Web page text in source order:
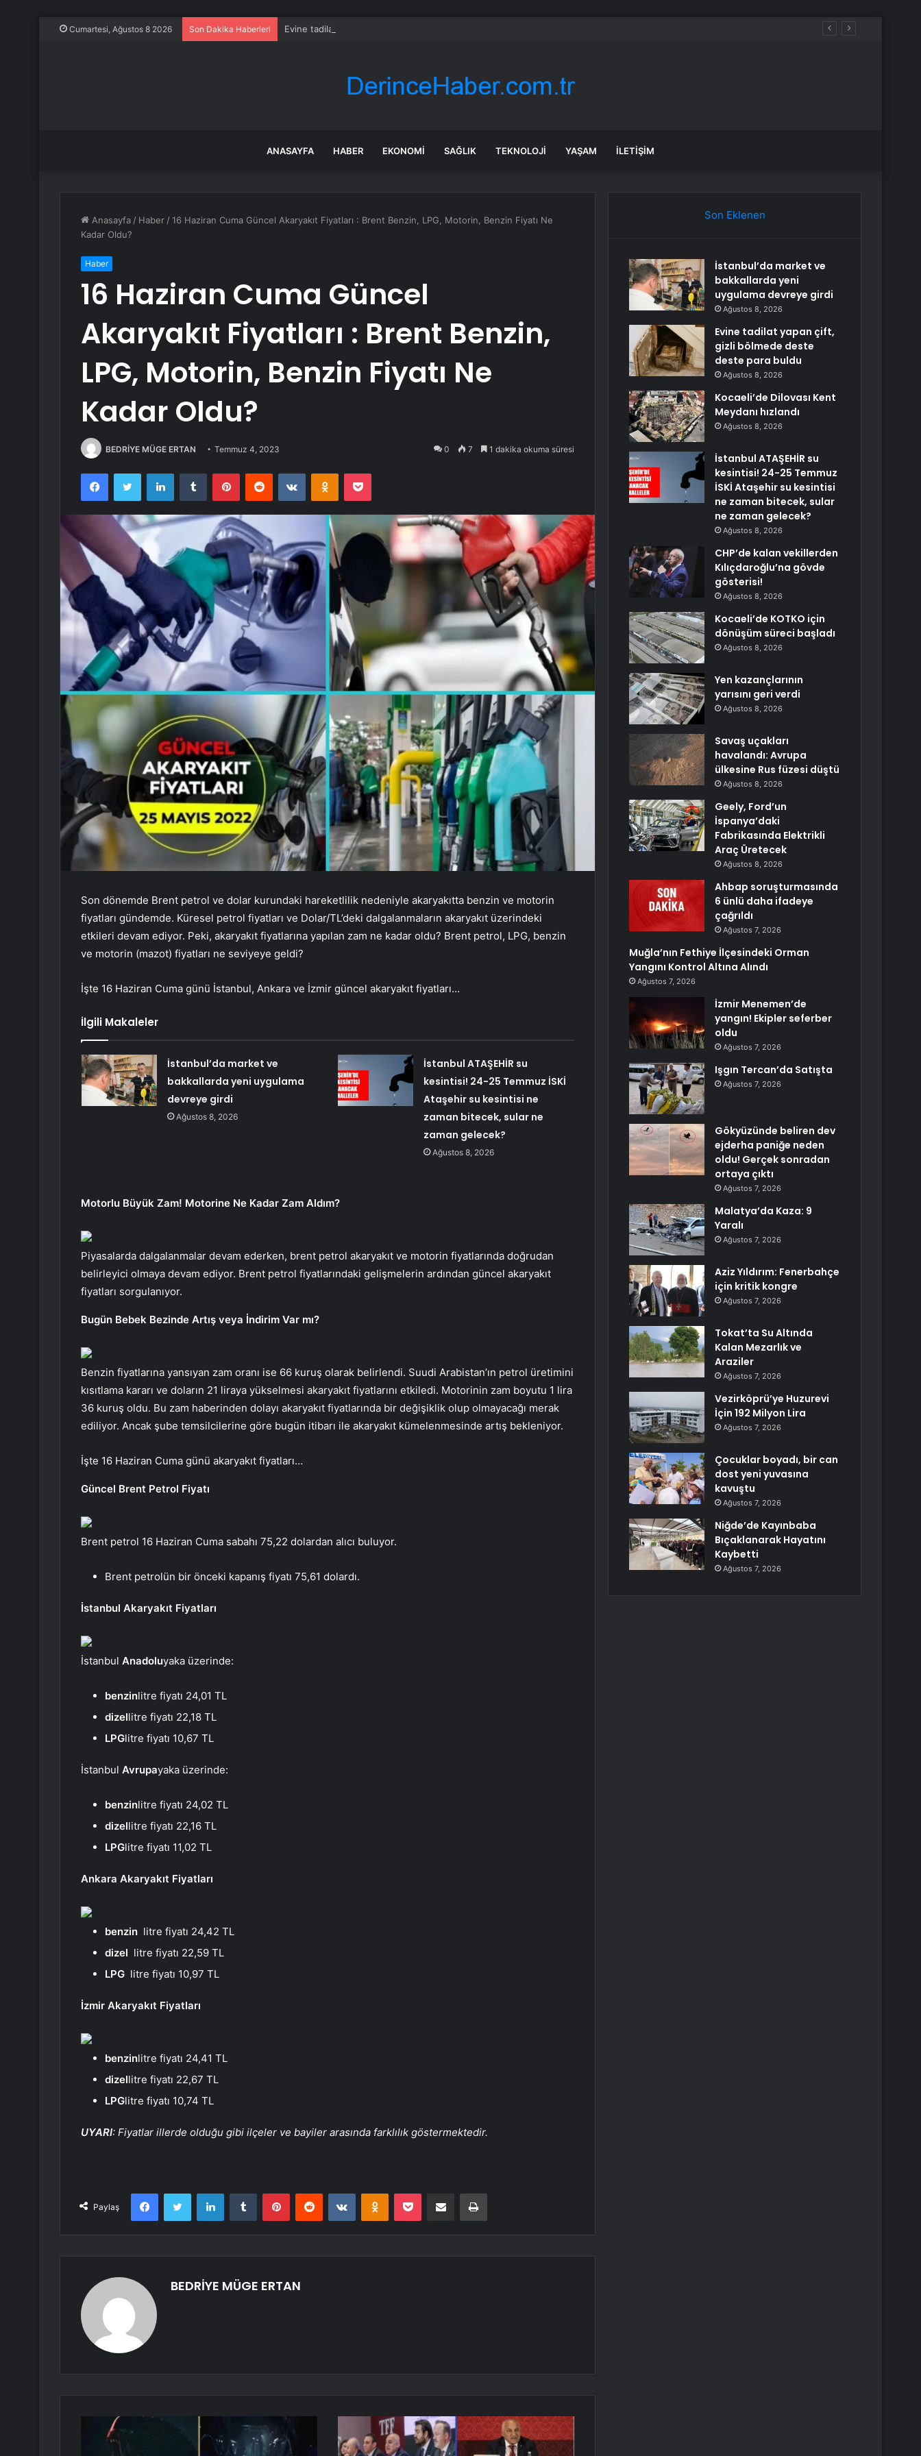
Cumartesi, Ağustos 8 2026 Son Dakika Haberleri Evine tadilat yapan çift, gizli bölmede deste deste para buldu
ANASAYFA HABER EKONOMI SAĞLIK TEKNOLOJI YAŞAM İLETIŞIM
Anasayfa / Haber /16 Haziran Cuma Güncel Akaryakıt Fiyatları : Brent Benzin, LPG, Motorin, Benzin Fiyatı Ne
Kadar Oldu?
Haber
16 Haziran Cuma Güncel
Akaryakıt Fiyatları : Brent Benzin,
LPG, Motorin, Benzin Fiyatı Ne
Kadar Oldu?
BEDRİYE MÜGE ERTAN Temmuz 4, 2023 0 7 1 dakika okuma süresi
FacebookTwitter LinkedInTumblr PinterestReddit VKontakteOdnoklassniki
Pocket
Son dönemde Brent petrol ve dolar kurundaki hareketlilik nedeniyle akaryakıtta benzin ve motorin
fiyatları gündemde. Küresel petrol fiyatları ve Dolar/TL’deki dalgalanmaların akaryakıt üzerindeki
etkileri devam ediyor. Peki, akaryakıt fiyatlarına yapılan zam ne kadar oldu? Brent petrol, LPG, benzin
ve motorin (mazot) fiyatları ne seviyeye geldi?
İşte 16 Haziran Cuma günü İstanbul, Ankara ve İzmir güncel akaryakıt fiyatları…
İlgili Makaleler
İstanbul’da market ve
bakkallarda yeni uygulama
devreye girdi
Ağustos 8, 2026
İstanbul ATAŞEHİR su
kesintisi! 24-25 Temmuz İSKİ
Ataşehir su kesintisi ne
zaman bitecek, sular ne
zaman gelecek?
Ağustos 8, 2026
Motorlu Büyük Zam! Motorine Ne Kadar Zam Aldım?
Piyasalarda dalgalanmalar devam ederken, brent petrol akaryakıt ve motorin fiyatlarında doğrudan
belirleyici olmaya devam ediyor. Brent petrol fiyatlarındaki gelişmelerin ardından güncel akaryakıt
fiyatları sorgulanıyor.
Bugün Bebek Bezinde Artış veya İndirim Var mı?
Benzin fiyatlarına yansıyan zam oranı ise 66 kuruş olarak belirlendi. Suudi Arabistan’ın petrol üretimini
kısıtlama kararı ve doların 21 liraya yükselmesi akaryakıt fiyatlarını etkiledi. Motorinin zam boyutu 1 lira
36 kuruş oldu. Bu zam haberinden dolayı akaryakıt fiyatlarında bir değişiklik olup olmayacağı merak
ediliyor. Ancak şube temsilcilerine göre bugün itibarı ile akaryakıt kümelenmesinde artış bekleniyor.
İşte 16 Haziran Cuma günü akaryakıt fiyatları…
Güncel Brent Petrol Fiyatı
Brent petrol 16 Haziran Cuma sabahı 75,22 dolardan alıcı buluyor.
Brent petrolün bir önceki kapanış fiyatı 75,61 dolardı.
İstanbul Akaryakıt Fiyatları
İstanbul Anadoluyaka üzerinde:
benzinlitre fiyatı 24,01 TL
dizellitre fiyatı 22,18 TL
LPGlitre fiyatı 10,67 TL
İstanbul Avrupayaka üzerinde:
benzinlitre fiyatı 24,02 TL
dizellitre fiyatı 22,16 TL
LPGlitre fiyatı 11,02 TL
Ankara Akaryakıt Fiyatları
benzin litre fiyatı 24,42 TL
dizel litre fiyatı 22,59 TL
LPG litre fiyatı 10,97 TL
İzmir Akaryakıt Fiyatları
benzinlitre fiyatı 24,41 TL
dizellitre fiyatı 22,67 TL
LPGlitre fiyatı 10,74 TL
UYARI: Fiyatlar illerde olduğu gibi ilçeler ve bayiler arasında farklılık göstermektedir.
Paylaş
FacebookTwitter LinkedInTumblr PinterestReddit VKontakteOdnoklassniki
Pocket E-Posta ile paylaş Yazdır
BEDRİYE MÜGE ERTAN
Son Eklenen
İstanbul’da market ve
bakkallarda yeni
uygulama devreye girdi
Ağustos 8, 2026
Evine tadilat yapan çift,
gizli bölmede deste
deste para buldu
Ağustos 8, 2026
Kocaeli’de Dilovası Kent
Meydanı hızlandı
Ağustos 8, 2026
İstanbul ATAŞEHİR su
kesintisi! 24-25 Temmuz
İSKİ Ataşehir su kesintisi
ne zaman bitecek, sular
ne zaman gelecek?
Ağustos 8, 2026
CHP’de kalan vekillerden
Kılıçdaroğlu’na gövde
gösterisi!
Ağustos 8, 2026
Kocaeli’de KOTKO için
dönüşüm süreci başladı
Ağustos 8, 2026
Yen kazançlarının
yarısını geri verdi
Ağustos 8, 2026
Savaş uçakları
havalandı: Avrupa
ülkesine Rus füzesi düştü
Ağustos 8, 2026
Geely, Ford’un
İspanya’daki
Fabrikasında Elektrikli
Araç Üretecek
Ağustos 8, 2026
Ahbap soruşturmasında
6 ünlü daha ifadeye
çağrıldı
Ağustos 7, 2026
Muğla’nın Fethiye İlçesindeki Orman
Yangını Kontrol Altına Alındı
Ağustos 7, 2026
İzmir Menemen’de
yangın! Ekipler seferber
oldu
Ağustos 7, 2026
Işgın Tercan’da Satışta
Ağustos 7, 2026
Gökyüzünde beliren dev
ejderha paniğe neden
oldu! Gerçek sonradan
ortaya çıktı
Ağustos 7, 2026
Malatya’da Kaza: 9
Yaralı
Ağustos 7, 2026
Aziz Yıldırım: Fenerbahçe
için kritik kongre
Ağustos 7, 2026
Tokat’ta Su Altında
Kalan Mezarlık ve
Araziler
Ağustos 7, 2026
Vezirköprü’ye Huzurevi
İçin 192 Milyon Lira
Ağustos 7, 2026
Çocuklar boyadı, bir can
dost yeni yuvasına
kavuştu
Ağustos 7, 2026
Niğde’de Kayınbaba
Bıçaklanarak Hayatını
Kaybetti
Ağustos 7, 2026